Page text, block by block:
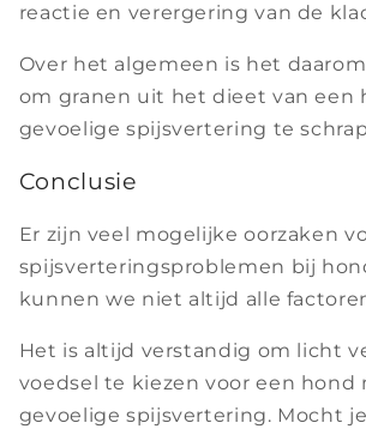
reactie en verergering van de
Over het algemeen is het
om granen uit het dieet van een
gevoelige spijsvertering te
Conclusie
Er zijn veel mogelijke oorzaken
spijsverteringsproblemen bij
kunnen we niet altijd alle
Het is altijd verstandig om licht
voedsel te kiezen voor een hond
gevoelige spijsvertering. Mocht